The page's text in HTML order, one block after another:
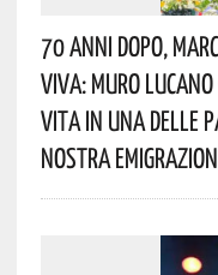
70 Anni Dopo,
Viva: Muro
Vita In Una Delle
Nostra